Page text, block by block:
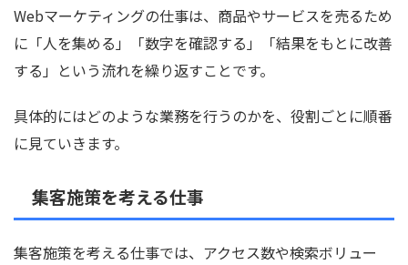
Webマーケティングの仕事は、商品やサービスを売るため
に「人を集める」「数字を確認する」「結果をもとに改善
する」という流れを繰り返すことです。
具体的にはどのような業務を行うのかを、役割ごとに順番
に見ていきます。
集客施策を考える仕事
集客施策を考える仕事では、アクセス数や検索ボリュー